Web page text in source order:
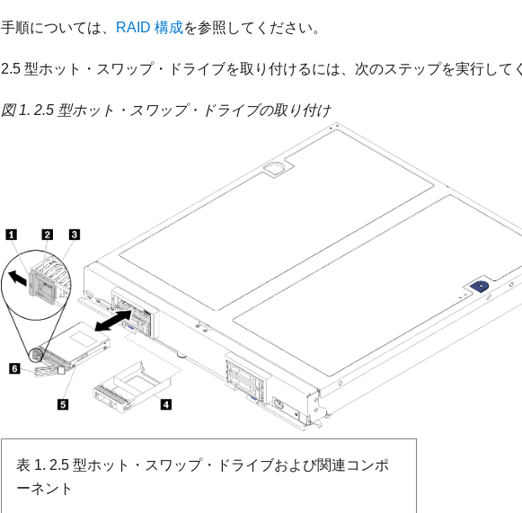
手順については、 RAID 構成を参照してください。
2.5 型ホット・スワップ・ドライブを取り付けるには、次のステップを実行して
図 1. 2.5 型ホット・スワップ・ドライブの取り付け
表 1. 2.5 型ホット・スワップ・ドライブおよび関連コンポ
ーネント